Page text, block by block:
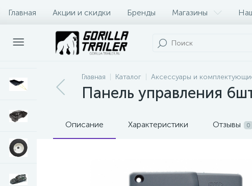
Главная Акции и скидки Бренды Магазины
Оплата и доставка Контакты
Главная Каталог Аксессуары и
Панель управления
Описание Характеристики Отзывы 0